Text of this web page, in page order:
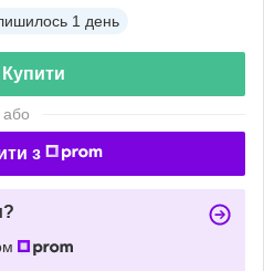
1 день
Купити
або
з